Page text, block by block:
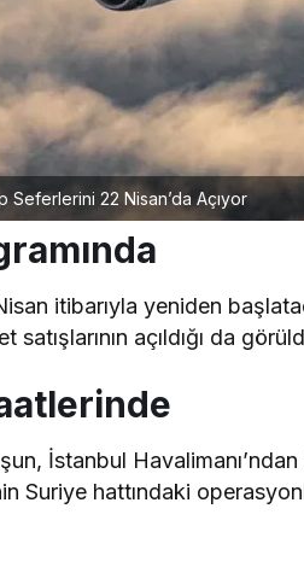
Seferlerini 22 Nisan’da Açıyor
itibarıyla yeniden
açıldığı da
İstanbul
hattındaki